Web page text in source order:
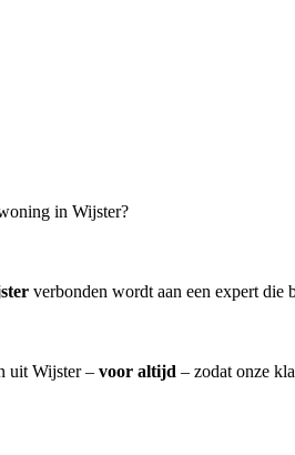
in Wijster?
verbonden wordt aan een expert die
uit Wijster – voor altijd – zodat onze